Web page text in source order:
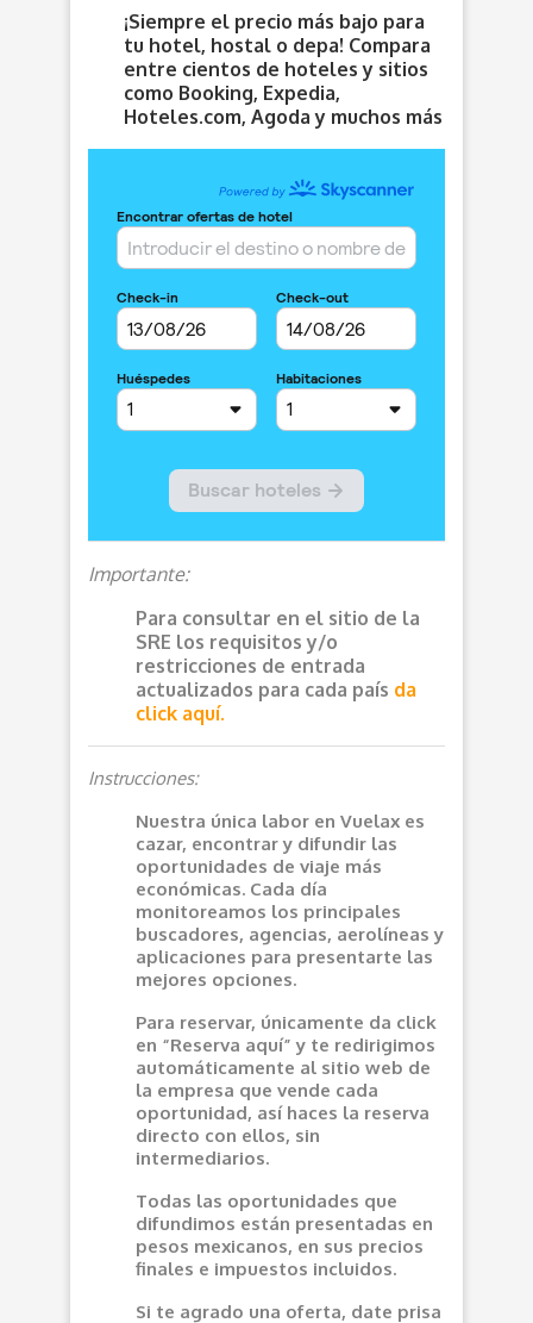
¡Siempre el precio más bajo para
tu hotel, hostal o depa! Compara
entre cientos de hoteles y sitios
como Booking, Expedia,
Hoteles.com, Agoda y muchos más
Importante:
Para consultar en el sitio de la
SRE los requisitos y/o
restricciones de entrada
actualizados para cada país da
click aquí.
Instrucciones:
Nuestra única labor en Vuelax es
cazar, encontrar y difundir las
oportunidades de viaje más
económicas. Cada día
monitoreamos los principales
buscadores, agencias, aerolíneas y
aplicaciones para presentarte las
mejores opciones.
Para reservar, únicamente da click
en “Reserva aquí” y te redirigimos
automáticamente al sitio web de
la empresa que vende cada
oportunidad, así haces la reserva
directo con ellos, sin
intermediarios.
Todas las oportunidades que
difundimos están presentadas en
pesos mexicanos, en sus precios
finales e impuestos incluidos.
Si te agrado una oferta, date prisa